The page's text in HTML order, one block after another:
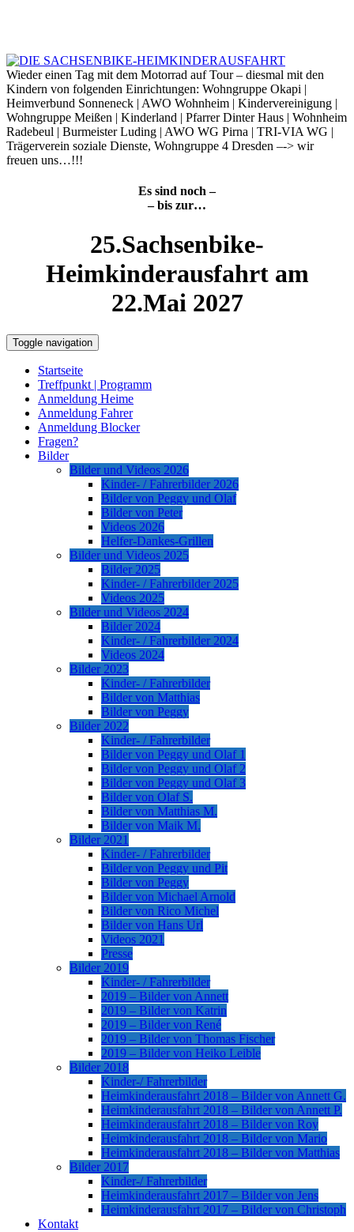
Wieder einen Tag mit dem Motorrad auf Tour – diesmal mit den
Kindern von folgenden Einrichtungen: Wohngruppe Okapi |
Heimverbund Sonneneck | AWO Wohnheim | Kindervereinigung |
Wohngruppe Meißen | Kinderland | Pfarrer Dinter Haus | Wohnheim
Radebeul | Burmeister Luding | AWO WG Pirna | TRI-VIA WG |
Trägerverein soziale Dienste, Wohngruppe 4 Dresden –-> wir
freuen uns…!!!
Es sind noch –
– bis zur…
25.Sachsenbike-
Heimkinderausfahrt am
22.Mai 2027
Toggle navigation
Startseite
Treffpunkt | Programm
Anmeldung Heime
Anmeldung Fahrer
Anmeldung Blocker
Fragen?
Bilder
Bilder und Videos 2026
Kinder- / Fahrerbilder 2026
Bilder von Peggy und Olaf
Bilder von Peter
Videos 2026
Helfer-Dankes-Grillen
Bilder und Videos 2025
Bilder 2025
Kinder- / Fahrerbilder 2025
Videos 2025
Bilder und Videos 2024
Bilder 2024
Kinder- / Fahrerbilder 2024
Videos 2024
Bilder 2023
Kinder- / Fahrerbilder
Bilder von Matthias
Bilder von Peggy
Bilder 2022
Kinder- / Fahrerbilder
Bilder von Peggy und Olaf 1
Bilder von Peggy und Olaf 2
Bilder von Peggy und Olaf 3
Bilder von Olaf S.
Bilder von Matthias M.
Bilder von Maik M.
Bilder 2021
Kinder- / Fahrerbilder
Bilder von Peggy und Pit
Bilder von Peggy
Bilder von Michael Arnold
Bilder von Rico Michel
Bilder von Hans Url
Videos 2021
Presse
Bilder 2019
Kinder- / Fahrerbilder
2019 – Bilder von Annett
2019 – Bilder von Katrin
2019 – Bilder von René
2019 – Bilder von Thomas Fischer
2019 – Bilder von Heiko Leible
Bilder 2018
Kinder-/ Fahrerbilder
Heimkinderausfahrt 2018 – Bilder von Annett G.
Heimkinderausfahrt 2018 – Bilder von Annett P.
Heimkinderausfahrt 2018 – Bilder von Roy
Heimkinderausfahrt 2018 – Bilder von Mario
Heimkinderausfahrt 2018 – Bilder von Matthias
Bilder 2017
Kinder-/ Fahrerbilder
Heimkinderausfahrt 2017 – Bilder von Jens
Heimkinderausfahrt 2017 – Bilder von Christoph
Kontakt